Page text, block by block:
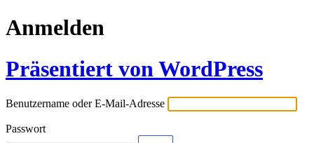
Anmelden
Präsentiert von WordPress
Benutzername oder E-Mail-Adresse
Passwort